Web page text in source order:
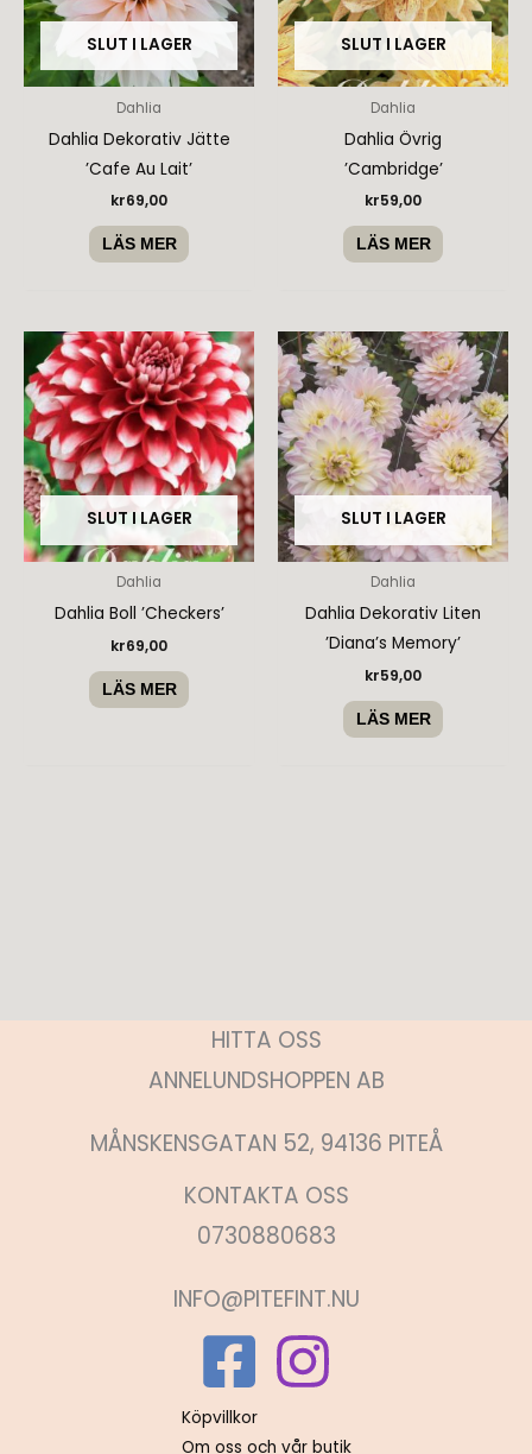
SLUT I LAGER
Dahlia
Dahlia Dekorativ Jätte
’Cafe Au Lait’
kr69,00
LÄS MER
SLUT I LAGER
Dahlia
Dahlia Övrig
’Cambridge’
kr59,00
LÄS MER
SLUT I LAGER
Dahlia
Dahlia Boll ’Checkers’
kr69,00
LÄS MER
SLUT I LAGER
Dahlia
Dahlia Dekorativ Liten
’Diana’s Memory’
kr59,00
LÄS MER
HITTA OSS
ANNELUNDSHOPPEN AB
MÅNSKENSGATAN 52, 94136 PITEÅ
KONTAKTA OSS
0730880683
INFO@PITEFINT.NU
Köpvillkor
Om oss och vår butik